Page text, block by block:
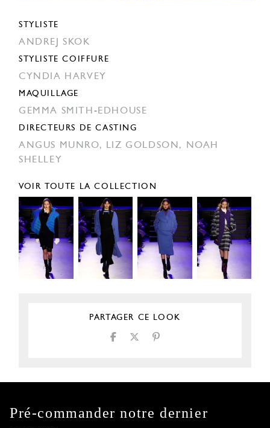
STYLISTE
ANDREJ SKOK
STYLISTE COIFFURE
CYNDIA HARVEY
MAQUILLAGE
GEMMA SMITH-EDHOUSE
DIRECTEURS DE CASTING
ANGUS MUNRO, LIZ GOLDSON,
NOAH
SHELLEY
VOIR TOUTE LA COLLECTION
PARTAGER CE LOOK
Pré-commander notre dernier